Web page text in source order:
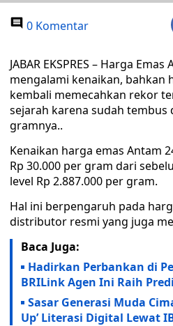
0 Komentar
JABAR EKSPRES – Harga
mengalami kenaikan, bahkan
kembali memecahkan rekor
sejarah karena sudah tembus
gramnya..
Kenaikan harga emas Antam
Rp 30.000 per gram dari
level Rp 2.887.000 per gram.
Hal ini berpengaruh pada
distributor resmi yang juga
Baca Juga:
Hadirkan Perbankan di
BRILink Agen Ini Raih
Sasar Generasi Muda
Up’ Literasi Digital Lewat